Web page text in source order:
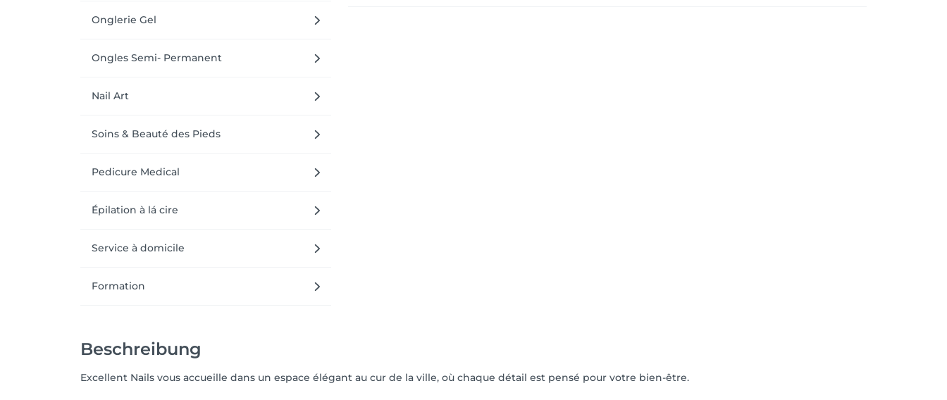
Onglerie Gel
Ongles Semi- Permanent
Nail Art
Soins & Beauté des Pieds
Pedicure Medical
Épilation à lá cire
Service à domicile
Formation
Beschreibung
Excellent Nails vous accueille dans un espace élégant au cur de la ville, où chaque détail est pensé pour votre bien-être.